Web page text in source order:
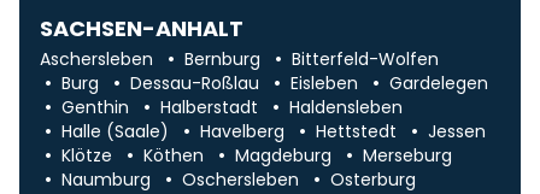
SACHSEN-ANHALT
Aschersleben Bernburg
Bitterfeld-Wolfen
Burg
Dessau-Roßlau Eisleben
Gardelegen
Genthin
Halberstadt
Haldensleben
Halle (Saale)
Havelberg Hettstedt
Jessen
Klötze
Köthen Magdeburg
Merseburg
Naumburg
Oschersleben
Osterburg